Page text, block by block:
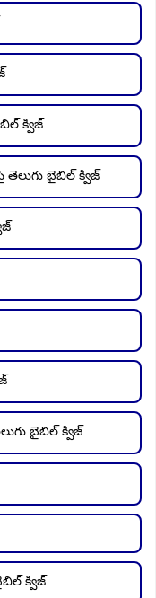
క్విజ్
తెలుగు బైబిల్ క్విజ్
బైబిల్ క్విజ్
క్విజ్